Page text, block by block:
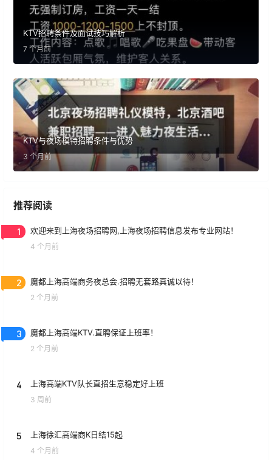
KTV招聘条件及面试技巧解析
7 个月前
KTV与夜场模特招聘条件与优势
3 个月前
推荐阅读
1 欢迎来到上海夜场招聘网,上海夜场招聘信息发布专业网站！
4 个月前
2 魔都上海高端商务夜总会.招聘无套路真诚以待！
2 个月前
3 魔都上海高端KTV.直聘保证上班率！
2 个月前
4 上海高端KTV队长直招生意稳定好上班
3 周前
5 上海徐汇高端商K日结15起
4 个月前